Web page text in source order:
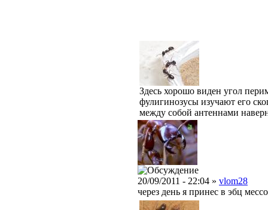
Здесь хорошо виден угол
фулигинозусы изучают его
между собой антеннами
20/09/2011 - 22:04 » vlom28
через день я принес в эбц